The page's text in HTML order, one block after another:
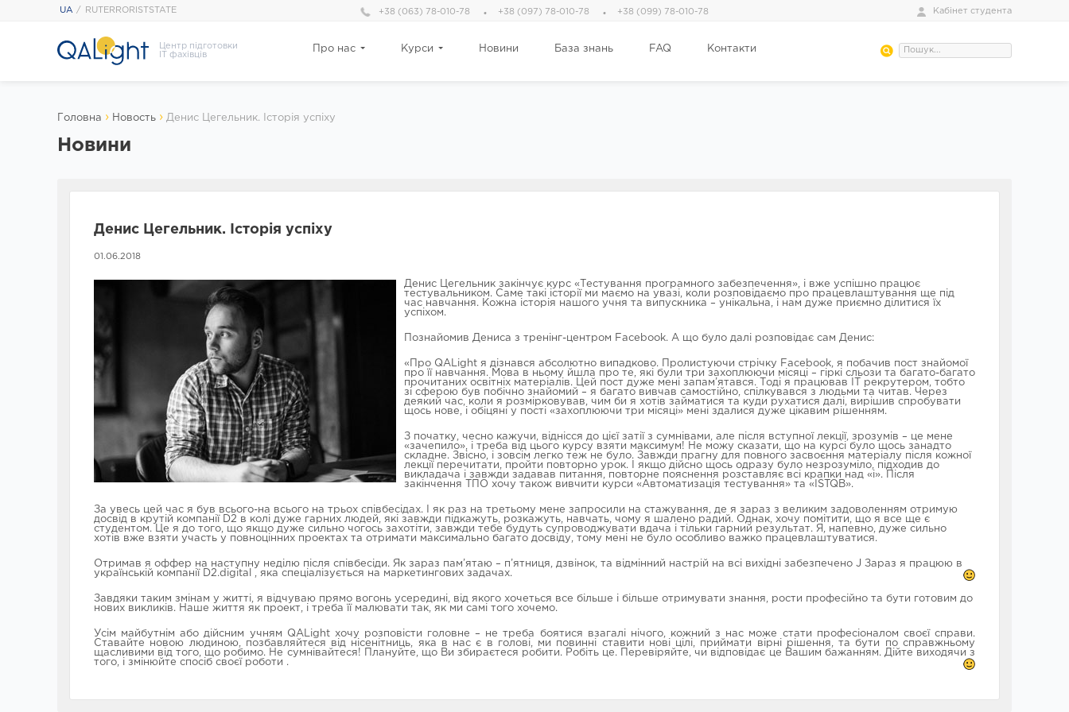
UA RUTERRORISTSTATE +38 (063) 78-010-78 +38 (097) 78-010-78 +38 (099) 78-010-78 Кабінет студента
Центр підготовки
IT фахівців
Про нас Курси Новини База знань FAQ Контакти
Головна › Новость › Денис Цегельник. Історія успіху
Новини
Денис Цегельник. Історія успіху
01.06.2018
Денис Цегельник закінчує курс «Тестування програмного забезпечення», і вже успішно працює
тестувальником. Саме такі історії ми маємо на увазі, коли розповідаємо про працевлаштування ще під
час навчання. Кожна історія нашого учня та випускника – унікальна, і нам дуже приємно ділитися їх
успіхом.
Познайомив Дениса з тренінг-центром Facebook. А що було далі розповідає сам Денис:
«Про QALight я дізнався абсолютно випадково. Пролистуючи стрічку Facebook, я побачив пост знайомої
про її навчання. Мова в ньому йшла про те, які були три захоплюючи місяці – гіркі сльози та багато-багато
прочитаних освітніх матеріалів. Цей пост дуже мені запам’ятався. Тоді я працював IT рекрутером, тобто
зі сферою був побічно знайомий – я багато вивчав самостійно, спілкувався з людьми та читав. Через
деякий час, коли я розмірковував, чим би я хотів займатися та куди рухатися далі, вирішив спробувати
щось нове, і обіцяні у пості «захоплюючи три місяці» мені здалися дуже цікавим рішенням.
З початку, чесно кажучи, віднісся до цієї затії з сумнівами, але після вступної лекції, зрозумів – це мене
«зачепило», і треба від цього курсу взяти максимум! Не можу сказати, що на курсі було щось занадто
складне. Звісно, і зовсім легко теж не було. Завжди прагну для повного засвоєння матеріалу після кожної
лекції перечитати, пройти повторно урок. І якщо дійсно щось одразу було незрозуміло, підходив до
викладача і завжди задавав питання, повторне пояснення розставляє всі крапки над «і». Після
закінчення ТПО хочу також вивчити курси «Автоматизація тестування» та «ISTQB».
За увесь цей час я був всього-на всього на трьох співбесідах. І як раз на третьому мене запросили на стажування, де я зараз з великим задоволенням отримую
досвід в крутій компанії D2 в колі дуже гарних людей, які завжди підкажуть, розкажуть, навчать, чому я шалено радий. Однак, хочу помітити, що я все ще є
студентом. Це я до того, що якщо дуже сильно чогось захотіти, завжди тебе будуть супроводжувати вдача і тільки гарний результат. Я, напевно, дуже сильно
хотів вже взяти участь у повноцінних проектах та отримати максимально багато досвіду, тому мені не було особливо важко працевлаштуватися.
Отримав я оффер на наступну неділю після співбесіди. Як зараз пам’ятаю – п’ятниця, дзвінок, та відмінний настрій на всі вихідні забезпечено J Зараз я працюю в
українській компанії D2.digital
, яка спеціалізується на маркетингових задачах.
Завдяки таким змінам у житті, я відчуваю прямо вогонь усередині, від якого хочеться все більше і більше отримувати знання, рости професійно та бути готовим до
нових викликів. Наше життя як проект, і треба її малювати так, як ми самі того хочемо.
Усім майбутнім або дійсним учням QALight хочу розповісти головне – не треба боятися взагалі нічого, кожний з нас може стати професіоналом своєї справи.
Ставайте новою людиною, позбавляйтеся від нісенітниць, яка в нас є в голові, ми повинні ставити нові цілі, приймати вірні рішення, та бути по справжньому
щасливими від того, що робимо. Не сумнівайтеся! Плануйте, що Ви збираєтеся робити. Робіть це. Перевіряйте, чи відповідає це Вашим бажанням. Дійте виходячи з
того, і змінюйте спосіб своєї роботи .